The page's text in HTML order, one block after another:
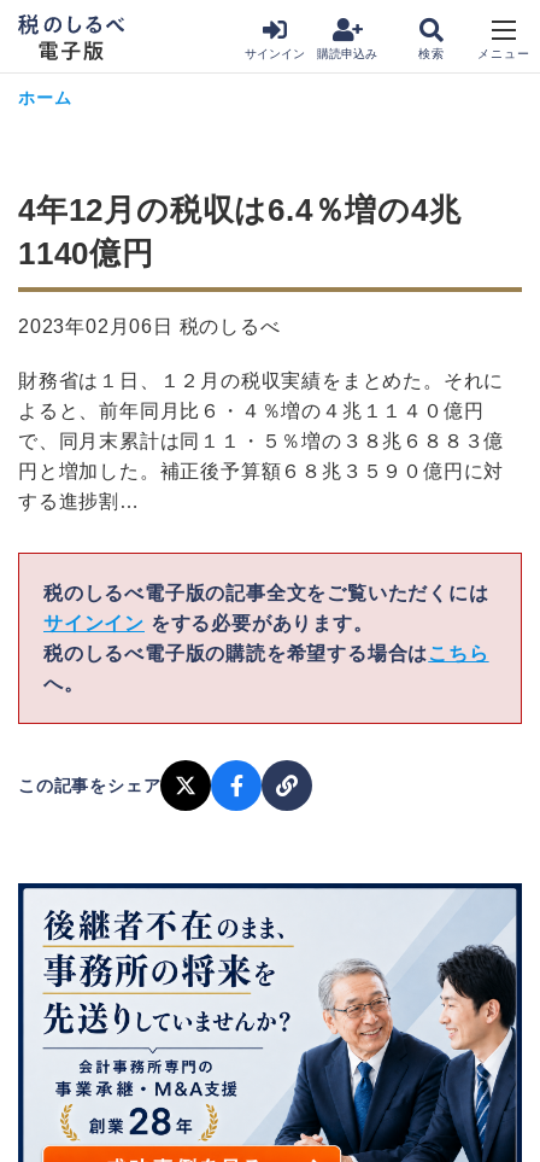
サインイン 購読申込み
ホーム
4年12月の税収は6.4％増の4兆
1140億円
2023年02月06日 税のしるべ
財務省は１日、１２月の税収実績をまとめた。それに
よると、前年同月比６・４％増の４兆１１４０億円
で、同月末累計は同１１・５％増の３８兆６８８３億
円と増加した。補正後予算額６８兆３５９０億円に対
する進捗割…
税のしるべ電子版の記事全文をご覧いただくには
サインイン をする必要があります。
税のしるべ電子版の購読を希望する場合は こちら
へ。
この記事をシェア